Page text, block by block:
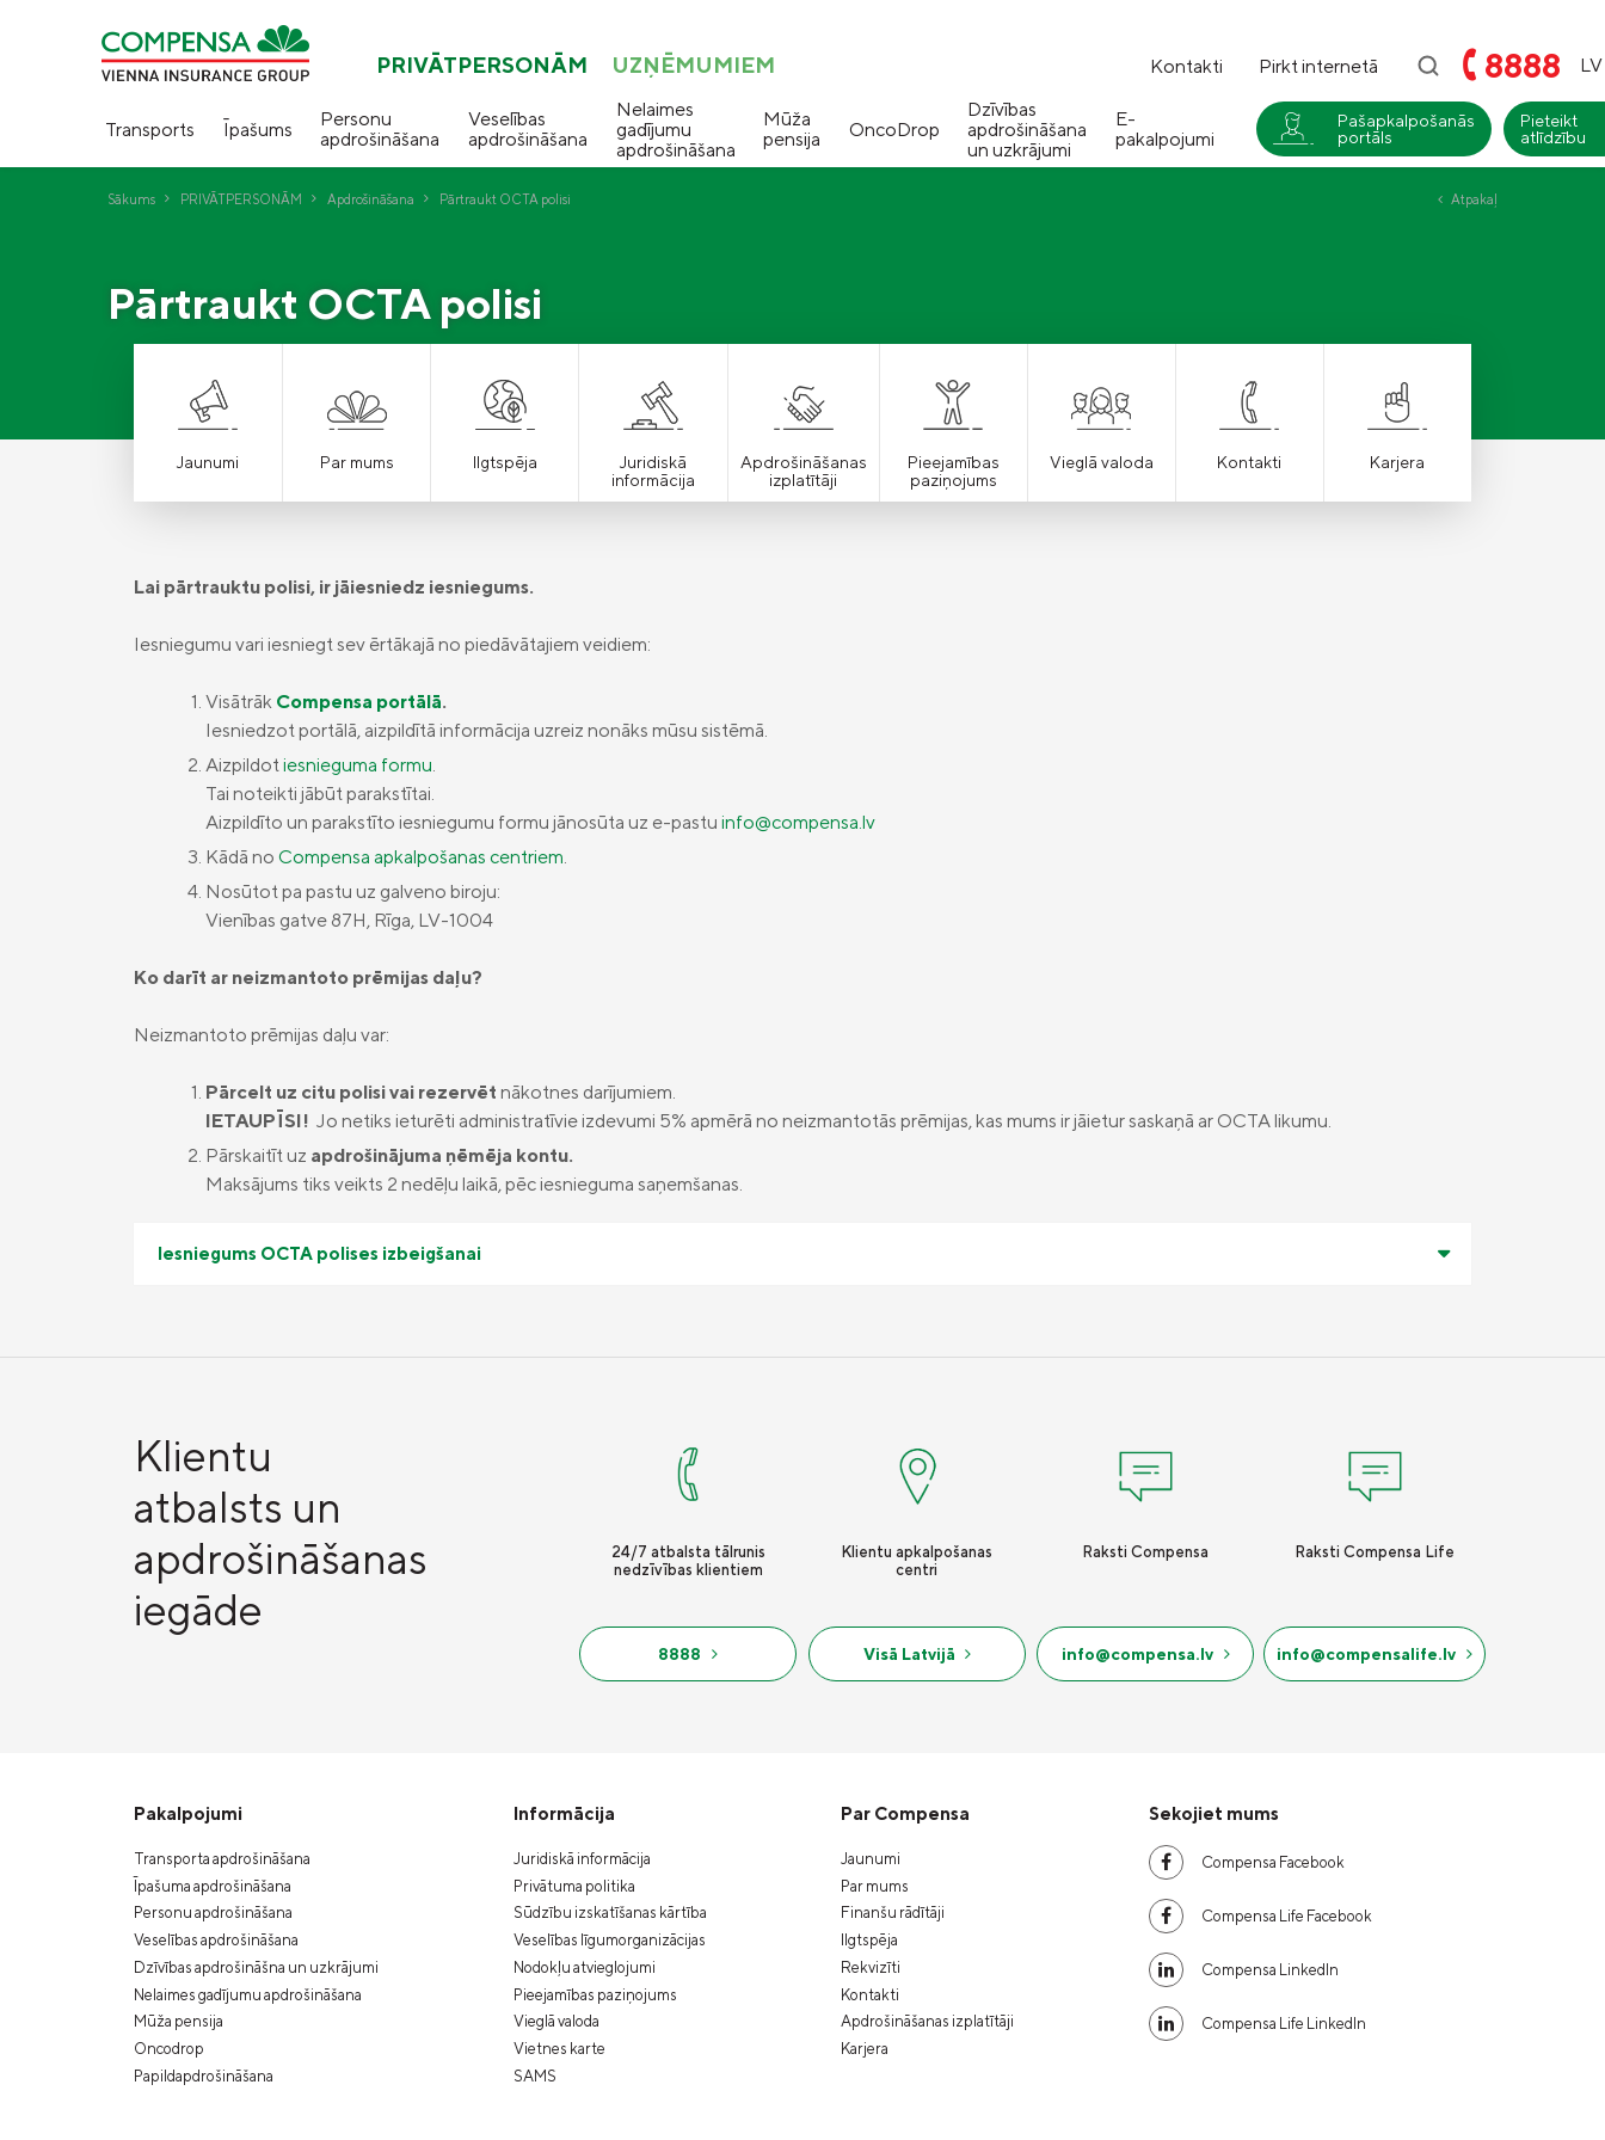
PRIVĀTPERSONĀM UZŅĒMUMIEM Kontakti Pirkt internetā 8888 LV
Transports Īpašums
Personu
apdrošināšana
Veselības
apdrošināšana
Nelaimes
gadījumu
apdrošināšana
Mūža
pensija
OncoDrop
Dzīvības
apdrošināšana
un uzkrājumi
E-
pakalpojumi
Pašapkalpošanās
portāls
Pieteikt
atlīdzību
Sākums PRIVĀTPERSONĀM Apdrošināšana Pārtraukt OCTA polisi Atpakaļ
Pārtraukt OCTA polisi
Jaunumi Par mums Ilgtspēja
Juridiskā
informācija
Apdrošināšanas
izplatītāji
Pieejamības
paziņojums
Vieglā valoda Kontakti Karjera
Lai pārtrauktu polisi, ir jāiesniedz iesniegums.
Iesniegumu vari iesniegt sev ērtākajā no piedāvātajiem veidiem:
Visātrāk Compensa portālā.
Iesniedzot portālā, aizpildītā informācija uzreiz nonāks mūsu sistēmā.
Aizpildotiesnieguma formu.
Tai noteikti jābūt parakstītai.
Aizpildīto un parakstīto iesniegumu formu jānosūta uz e-pastu info@compensa.lv
Kādā no Compensa apkalpošanas centriem.
Nosūtot pa pastu uz galveno biroju:
Vienības gatve 87H, Rīga, LV-1004
Ko darīt ar neizmantoto prēmijas daļu?
Neizmantoto prēmijas daļu var:
Pārcelt uz citu polisi vai rezervēt nākotnes darījumiem.
IETAUPĪSI! Jo netiks ieturēti administratīvie izdevumi 5% apmērā no neizmantotās prēmijas, kas mums ir jāietur saskaņā ar OCTA likumu.
Pārskaitīt uz apdrošinājuma ņēmēja kontu.
Maksājums tiks veikts 2 nedēļu laikā, pēc iesnieguma saņemšanas.
Iesniegums OCTA polises izbeigšanai
Klientu
atbalsts un
apdrošināšanas
iegāde
24/7 atbalsta tālrunis
nedzīvības klientiem
8888
Klientu apkalpošanas
centri
Visā Latvijā
Raksti Compensa
info@compensa.lv
Raksti Compensa Life
info@compensalife.lv
Pakalpojumi
Transporta apdrošināšana
Īpašuma apdrošināšana
Personu apdrošināšana
Veselības apdrošināšana
Dzīvības apdrošināšna un uzkrājumi
Nelaimes gadījumu apdrošināšana
Mūža pensija
Oncodrop
Papildapdrošināšana
Informācija
Juridiskā informācija
Privātuma politika
Sūdzību izskatīšanas kārtība
Veselības līgumorganizācijas
Nodokļu atvieglojumi
Pieejamības paziņojums
Vieglā valoda
Vietnes karte
SAMS
Par Compensa
Jaunumi
Par mums
Finanšu rādītāji
Ilgtspēja
Rekvizīti
Kontakti
Apdrošināšanas izplatītāji
Karjera
Sekojiet mums
Compensa Facebook
Compensa Life Facebook
Compensa LinkedIn
Compensa Life LinkedIn